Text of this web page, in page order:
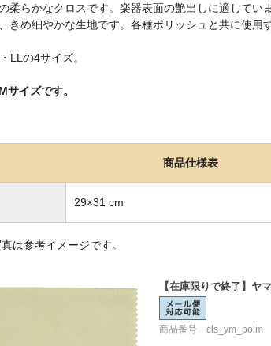
柔らかなクロスです。楽器表面の艶出しに適してい
きめ細やかな生地です。各種ポリッシュと共に使用
LLの4サイズ。
サイズです。
商品仕様表
29×31 cm
は参考イメージです。
【在庫限りで終了】ヤ
商品番号 cls_ym_polm